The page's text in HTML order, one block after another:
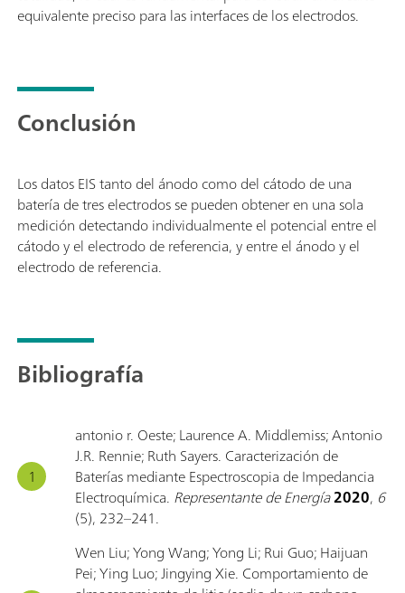
equivalente preciso para las interfaces de los electrodos.
Conclusión
Los datos EIS tanto del ánodo como del cátodo de una
batería de tres electrodos se pueden obtener en una sola
medición detectando individualmente el potencial entre el
cátodo y el electrodo de referencia, y entre el ánodo y el
electrodo de referencia.
Bibliografía
antonio r. Oeste; Laurence A. Middlemiss; Antonio
J.R. Rennie; Ruth Sayers. Caracterización de
Baterías mediante Espectroscopia de Impedancia
Electroquímica. Representante de Energía2020, 6
(5), 232–241.
Wen Liu; Yong Wang; Yong Li; Rui Guo; Haijuan
Pei; Ying Luo; Jingying Xie. Comportamiento de